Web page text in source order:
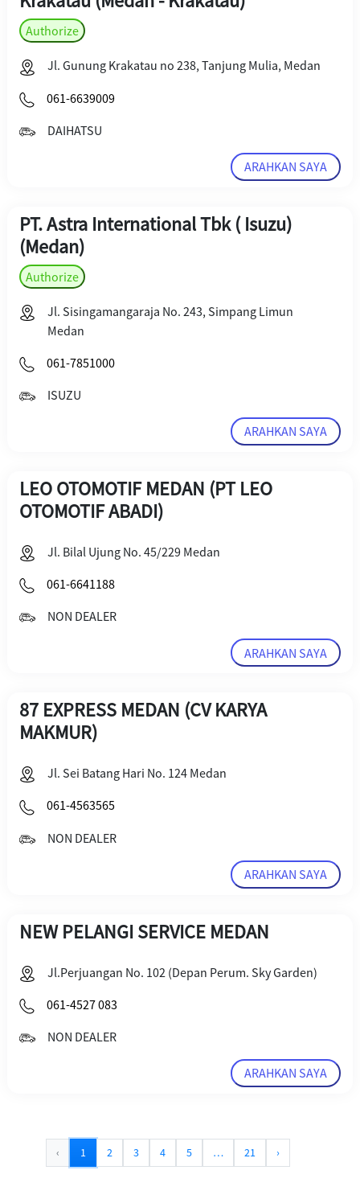
Authorize
Jl. Gunung Krakatau no 238, Tanjung Mulia, Medan
061-6639009
DAIHATSU
ARAHKAN SAYA
PT. Astra International Tbk ( Isuzu)
(Medan)
Authorize
Jl. Sisingamangaraja No. 243, Simpang Limun
Medan
061-7851000
ISUZU
ARAHKAN SAYA
LEO OTOMOTIF MEDAN (PT LEO
OTOMOTIF ABADI)
Jl. Bilal Ujung No. 45/229 Medan
061-6641188
NON DEALER
ARAHKAN SAYA
87 EXPRESS MEDAN (CV KARYA
MAKMUR)
Jl. Sei Batang Hari No. 124 Medan
061-4563565
NON DEALER
ARAHKAN SAYA
NEW PELANGI SERVICE MEDAN
Jl.Perjuangan No. 102 (Depan Perum. Sky Garden)
061-4527 083
NON DEALER
ARAHKAN SAYA
‹ 1 2 3 4 5 … 21 ›